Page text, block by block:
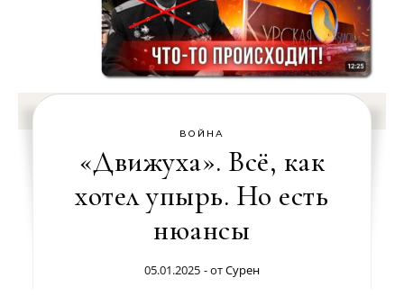
ВОЙНА
«Движуха». Всё, как
хотел упырь. Но есть
нюансы
05.01.2025 - отСурен